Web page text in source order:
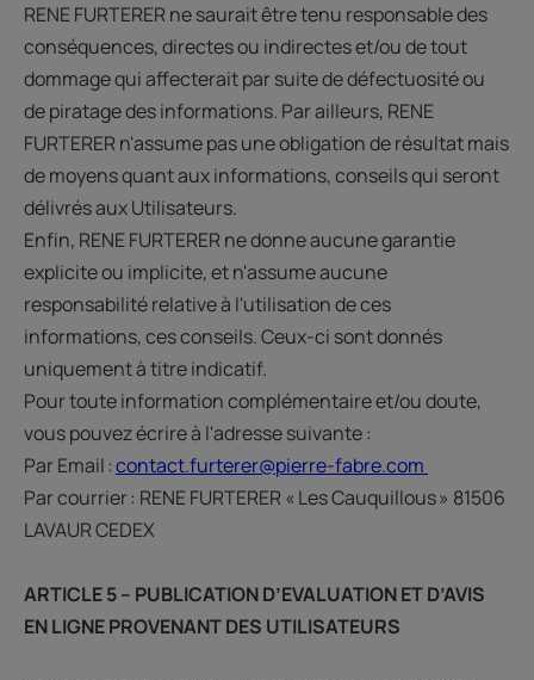
RENE FURTERER ne saurait être tenu responsable des
conséquences, directes ou indirectes et/ou de tout
dommage qui affecterait par suite de défectuosité ou
de piratage des informations. Par ailleurs, RENE
FURTERER n'assume pas une obligation de résultat mais
de moyens quant aux informations, conseils qui seront
délivrés aux Utilisateurs.
Enfin, RENE FURTERER ne donne aucune garantie
explicite ou implicite, et n'assume aucune
responsabilité relative à l'utilisation de ces
informations, ces conseils. Ceux-ci sont donnés
uniquement à titre indicatif.
Pour toute information complémentaire et/ou doute,
vous pouvez écrire à l'adresse suivante :
Par Email :contact.furterer@pierre-fabre.com
Par courrier : RENE FURTERER « Les Cauquillous » 81506
LAVAUR CEDEX
ARTICLE 5 – PUBLICATION D’EVALUATION ET D’AVIS
EN LIGNE PROVENANT DES UTILISATEURS